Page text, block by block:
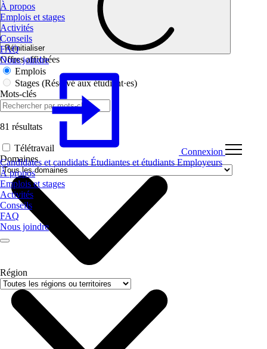
À propos
Emplois et stages
Activités
Conseils
FAQ
Nous joindre
Connexion
Candidates et candidats Étudiantes et étudiants Employeurs
À propos
Emplois et stages
Activités
Conseils
FAQ
Nous joindre
Réinitialiser
Offres affichées
Emplois
Stages (Réservé aux étudiant·es)
Mots-clés
81 résultats
Télétravail
Domaines
Région